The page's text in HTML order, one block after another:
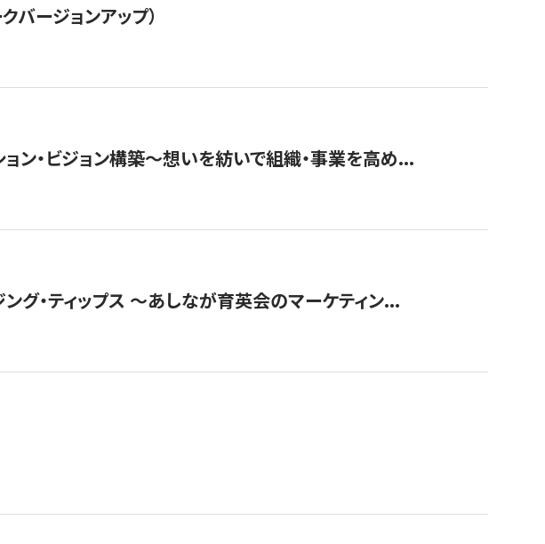
バージョンアップ）
ョン・ビジョン構築〜想いを紡いで組織・事業を高め...
ング・ティップス 〜あしなが育英会のマーケティン...